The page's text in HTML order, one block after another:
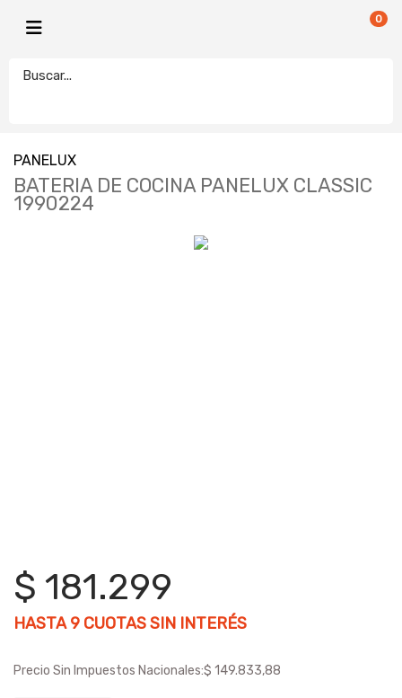
0
PANELUX
BATERIA DE COCINA PANELUX CLASSIC
1990224
$ 181.299
HASTA9 CUOTAS SIN INTERÉS
Precio Sin Impuestos Nacionales:$ 149.833,88